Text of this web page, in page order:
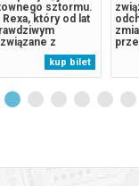
sztormu.
który od lat
z
się spod
burmistrz
kup bilet